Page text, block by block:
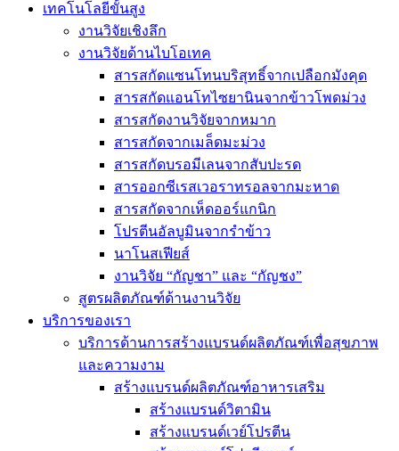
เทคโนโลยีขั้นสูง
งานวิจัยเชิงลึก
งานวิจัยด้านไบโอเทค
สารสกัดแซนโทนบริสุทธิ์จากเปลือกมังคุด
สารสกัดแอนโทไซยานินจากข้าวโพดม่วง
สารสกัดงานวิจัยจากหมาก
สารสกัดจากเมล็ดมะม่วง
สารสกัดบรอมีเลนจากสับปะรด
สารออกซีเรสเวอราทรอลจากมะหาด
สารสกัดจากเห็ดออร์แกนิก
โปรตีนอัลบูมินจากรำข้าว
นาโนสเฟียส์
งานวิจัย “กัญชา” และ “กัญชง”
สูตรผลิตภัณฑ์ด้านงานวิจัย
บริการของเรา
บริการด้านการสร้างแบรนด์ผลิตภัณฑ์เพื่อสุขภาพ
และความงาม
สร้างแบรนด์ผลิตภัณฑ์อาหารเสริม
สร้างแบรนด์วิตามิน
สร้างแบรนด์เวย์โปรตีน